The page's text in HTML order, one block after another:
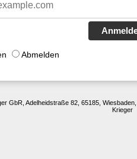
Abmelden
GbR, Adelheidstraße 82, 65185,
Krieger